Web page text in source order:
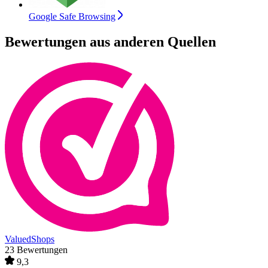
Google Safe Browsing
Bewertungen aus anderen Quellen
ValuedShops
23 Bewertungen
9,3